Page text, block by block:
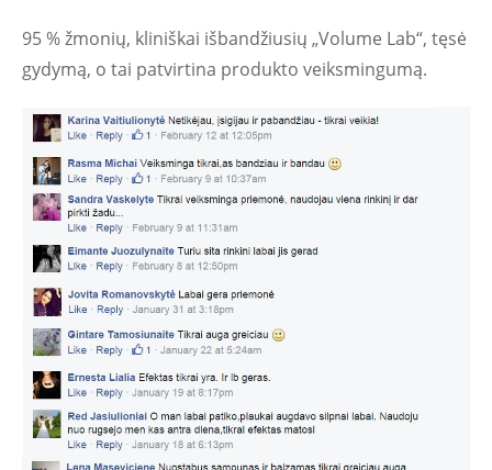
95 % žmonių, kliniškai išbandžiusių „Volume Lab“, tęsė
gydymą, o tai patvirtina produkto veiksmingumą.